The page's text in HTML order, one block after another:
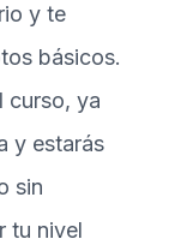
y te
básicos.
curso, ya
y estarás
sin
tu nivel